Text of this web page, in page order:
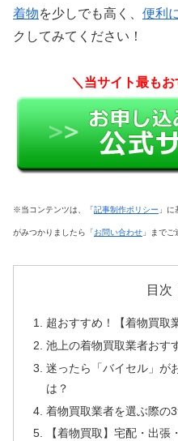
着物を少しでも高く、 便利
クしてみてください！
＼当サイト最も
※当コンテンツは、「記事制作ポリシー 」
がみつかりましたら「お問い合わせ 」までご
目次
超おすすめ！【着物買取
池上の着物買取業者おす
迷ったら「バイセル」が
は？
着物買取業者を選ぶ際の
【着物買取】宅配・出張